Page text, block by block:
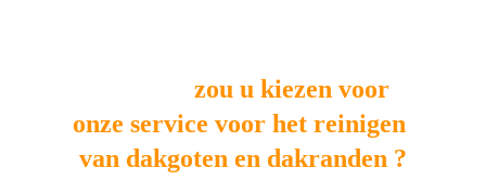
zou u kiezen voor
onze service voor het reinigen
van dakgoten en dakranden ?